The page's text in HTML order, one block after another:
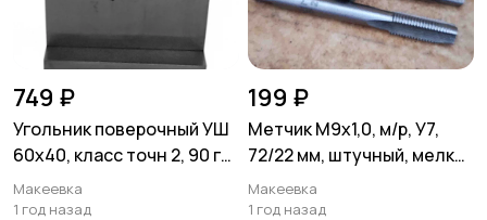
749 ₽
Угольник поверочный УШ
60х40, класс точн 2, 90 гр,
Эталон, Россия.
Макеевка
1 год назад
199 ₽
Метчик М9х1,0, м/р, У7,
72/22 мм, штучный, мелкий
шаг.
Макеевка
1 год назад